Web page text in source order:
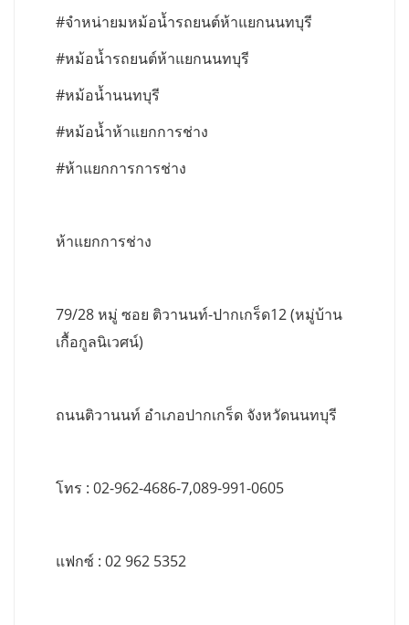
#จำหน่ายมหม้อน้ำรถยนต์ห้าแยกนนทบุรี
#หม้อน้ำรถยนต์ห้าแยกนนทบุรี
#หม้อน้ำนนทบุรี
#หม้อน้ำห้าแยกการช่าง
#ห้าแยกการการช่าง
ห้าแยกการช่าง
79/28 หมู่ ซอย ติวานนท์-ปากเกร็ด12 (หมู่บ้าน
เกื้อกูลนิเวศน์)
ถนนติวานนท์ อำเภอปากเกร็ด จังหวัดนนทบุรี
โทร : 02-962-4686-7,089-991-0605
แฟกซ์ : 02 962 5352